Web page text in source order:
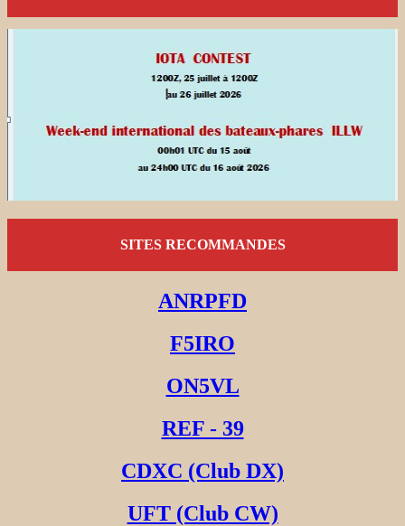
SITES RECOMMANDES
ANRPFD
F5IRO
ON5VL
REF - 39
CDXC (Club DX)
UFT (Club CW)